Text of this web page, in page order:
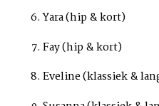
Yara (hip & kort)
Fay (hip & kort)
Eveline (klassiek &